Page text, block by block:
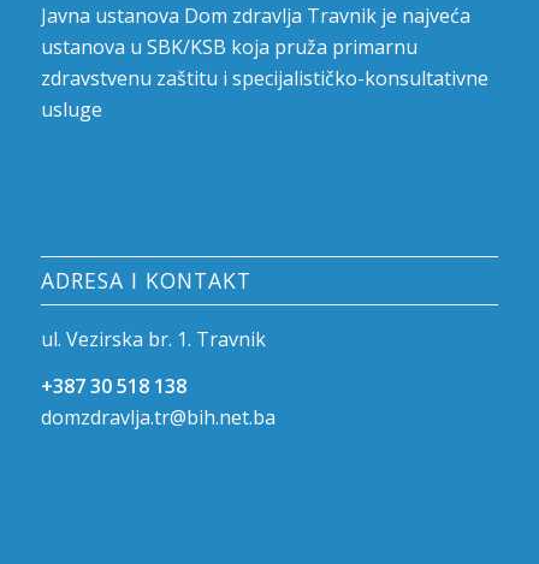
Javna ustanova Dom zdravlja Travnik je najveća
ustanova u SBK/KSB koja pruža primarnu
zdravstvenu zaštitu i specijalističko-konsultativne
usluge
ADRESA I KONTAKT
ul. Vezirska br. 1. Travnik
+387 30 518 138
domzdravlja.tr@bih.net.ba